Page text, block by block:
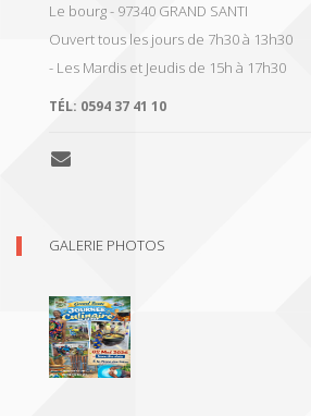
Le bourg - 97340 GRAND SANTI
Ouvert tous les jours de 7h30 à 13h30
- Les Mardis et Jeudis de 15h à 17h30
TÉL: 0594 37 41 10
GALERIE PHOTOS